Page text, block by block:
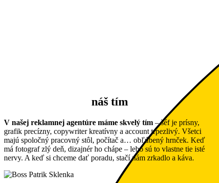
náš tím
V našej reklamnej agentúre máme skvelý tím – šéf je prísny,
grafik precízny, copywriter kreatívny a account trpezlivý. Všetci
majú spoločný pracovný stôl, počítač a… obľúbený hrnček. Keď
má fotograf zlý deň, dizajnér ho chápe – lebo sú to vlastne tie isté
nervy. A keď si chceme dať poradu, stačí nám zrkadlo a káva.